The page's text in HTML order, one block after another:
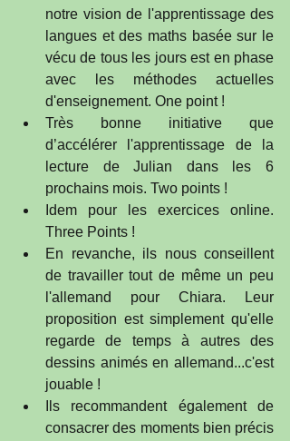
notre vision de l'apprentissage des
langues et des maths basée sur le
vécu de tous les jours est en phase
avec les méthodes actuelles
d'enseignement. One point !
Très bonne initiative que
d’accélérer l'apprentissage de la
lecture de Julian dans les 6
prochains mois. Two points !
Idem pour les exercices online.
Three Points !
En revanche, ils nous conseillent
de travailler tout de même un peu
l'allemand pour Chiara. Leur
proposition est simplement qu'elle
regarde de temps à autres des
dessins animés en allemand...c'est
jouable !
Ils recommandent également de
consacrer des moments bien précis